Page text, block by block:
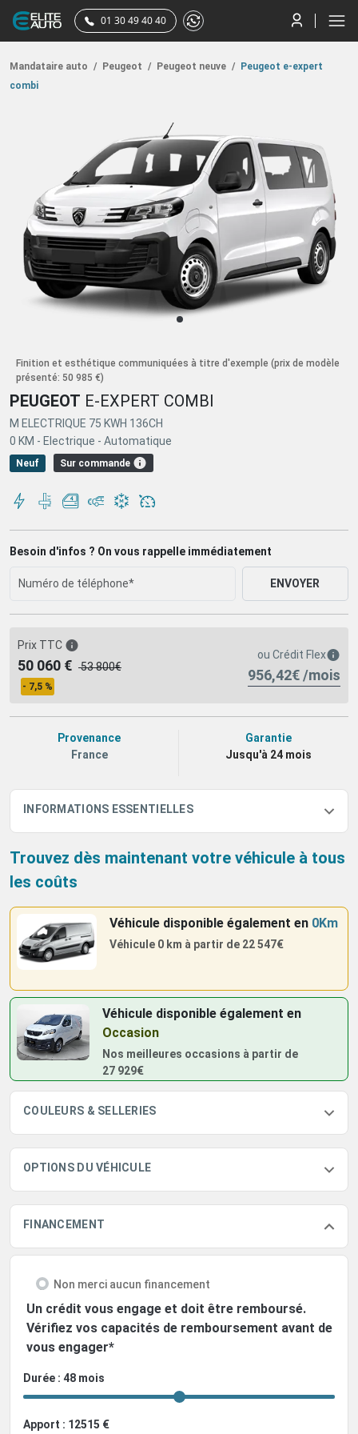
01 30 49 40 40
Mandataire auto / Peugeot / Peugeot neuve /
Peugeot e-expert
combi
Finition et esthétique communiquées à titre d'exemple (prix de modèle
présenté: 50 985 €)
PEUGEOT E-EXPERT COMBI
M ELECTRIQUE 75 KWH 136CH
0 KM - Electrique - Automatique
Neuf Sur commande
Besoin d'infos ? On vous rappelle immédiatement
ENVOYER
Prix TTC
50 060 € 53 800€
- 7,5 %
ou Crédit Flex
956,42€ /mois
Provenance
France
Garantie
Jusqu'à 24 mois
INFORMATIONS ESSENTIELLES
Trouvez dès maintenant votre véhicule à tous
les coûts
Véhicule disponible également en 0Km
Véhicule 0 km à partir de 22 547€
Véhicule disponible égalementen
Occasion
Nos meilleures occasions à partir de
27 929€
COULEURS & SELLERIES
OPTIONS DU VÉHICULE
FINANCEMENT
Non merci aucun financement
Un crédit vous engage et doit être remboursé.
Vérifiez vos capacités de remboursement avant de
vous engager*
Durée : 48 mois
Apport : 12515 €